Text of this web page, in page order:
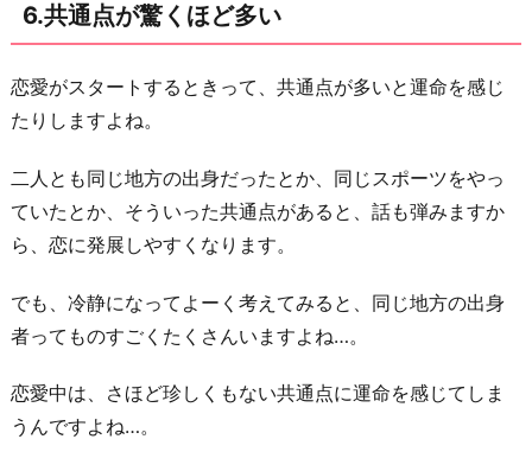
6.共通点が驚くほど多い
恋愛がスタートするときって、共通点が多いと運命を感じ
たりしますよね。
二人とも同じ地方の出身だったとか、同じスポーツをやっ
ていたとか、そういった共通点があると、話も弾みますか
ら、恋に発展しやすくなります。
でも、冷静になってよーく考えてみると、同じ地方の出身
者ってものすごくたくさんいますよね…。
恋愛中は、さほど珍しくもない共通点に運命を感じてしま
うんですよね…。